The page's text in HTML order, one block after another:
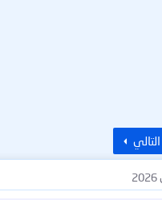
التالي